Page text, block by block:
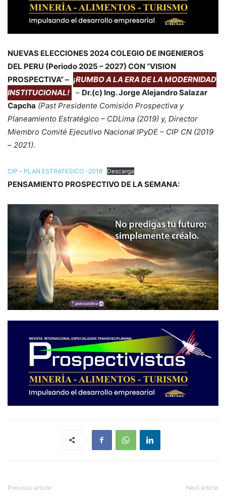
NUEVAS ELECCIONES 2024 COLEGIO DE INGENIEROS
DEL PERU (Periodo 2025 – 2027) CON “VISION
PROSPECTIVA” – ¡RUMBO A LA ERA DE LA MODERNIDAD
INSTITUCIONAL!
– Dr.(c) Ing. Jorge Alejandro Salazar
Capcha (Past Presidente Comisión Prospectiva y
Planeamiento Estratégico – CDLima (2019) y, Director
Miembro Comité Ejecutivo Nacional IPyDE – CIP CN (2019
– 2021).
CIP – PLAN ESTRATEGICO -2018 Descarga
PENSAMIENTO PROSPECTIVO DE LA SEMANA:
Previous article Next article